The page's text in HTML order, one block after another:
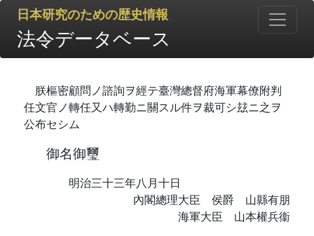
日本研究のための歴史情報
法令データベース
朕樞密顧問ノ諮詢ヲ經テ臺灣總督府海軍幕僚附判
任文官ノ轉任又ハ轉勤ニ關スル件ヲ裁可シ玆ニ之ヲ
公布セシム
御名御璽
明治三十三年八月十日
內閣總理大臣 侯爵 山縣有朋
海軍大臣 山本權兵衞